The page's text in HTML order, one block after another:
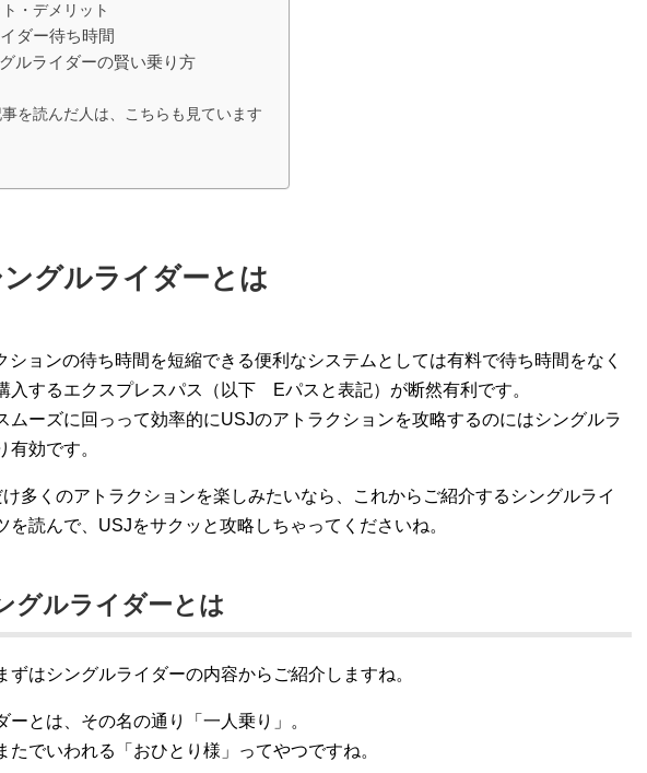
・デメリット
ダー待ち時間
ルライダーの賢い乗り方
を読んだ人は、こちらも見ています
グルライダーとは
ションの待ち時間を短縮できる便利なシステムとしては有料で待ち時間をなく
入するエクスプレスパス（以下 Eパスと表記）が断然有利です。
ムーズに回っって効率的にUSJのアトラクションを攻略するのにはシングルラ
有効です。
多くのアトラクションを楽しみたいなら、これからご紹介するシングルライ
を読んで、USJをサクッと攻略しちゃってくださいね。
グルライダーとは
ずはシングルライダーの内容からご紹介しますね。
ーとは、その名の通り「一人乗り」。
たでいわれる「おひとり様」ってやつですね。